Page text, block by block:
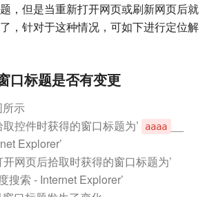
，但是当重新打开网页或刷新网页后就
，针对于这种情况，可如下进行定位解
口标题是否有变更
示
控件时获得的窗口标题为’
aaaa
Explorer’
网页后拾取时获得的窗口标题为’
度搜索 - Internet Explorer’